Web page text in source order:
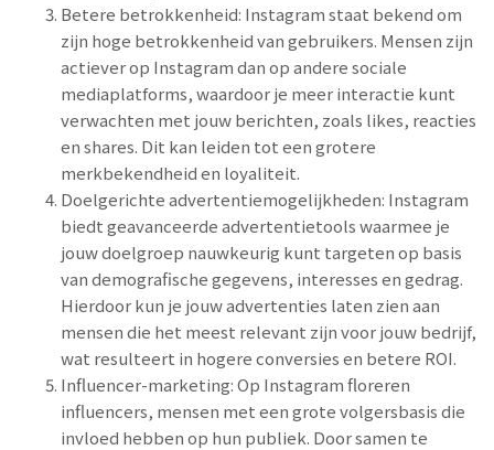
Betere betrokkenheid: Instagram staat bekend om
zijn hoge betrokkenheid van gebruikers. Mensen zijn
actiever op Instagram dan op andere sociale
mediaplatforms, waardoor je meer interactie kunt
verwachten met jouw berichten, zoals likes, reacties
en shares. Dit kan leiden tot een grotere
merkbekendheid en loyaliteit.
Doelgerichte advertentiemogelijkheden: Instagram
biedt geavanceerde advertentietools waarmee je
jouw doelgroep nauwkeurig kunt targeten op basis
van demografische gegevens, interesses en gedrag.
Hierdoor kun je jouw advertenties laten zien aan
mensen die het meest relevant zijn voor jouw bedrijf,
wat resulteert in hogere conversies en betere ROI.
Influencer-marketing: Op Instagram floreren
influencers, mensen met een grote volgersbasis die
invloed hebben op hun publiek. Door samen te